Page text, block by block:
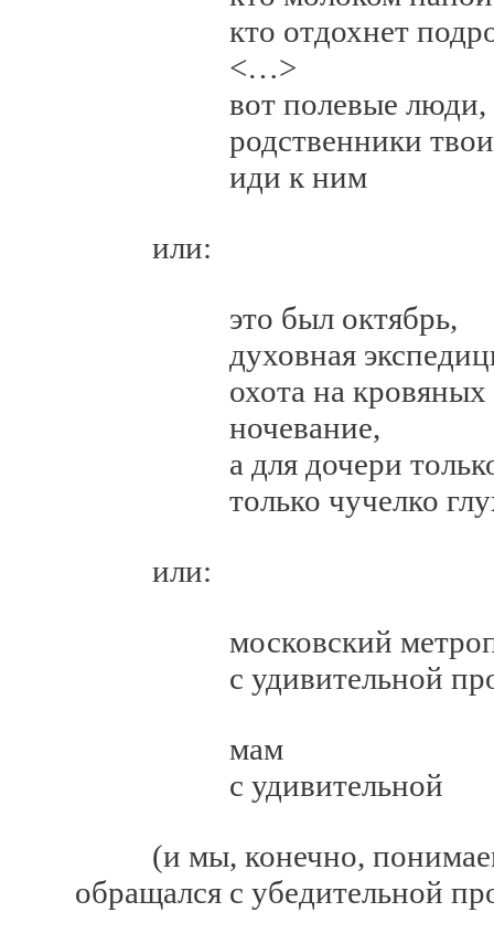
кто отдохнет
<…>
вот полевые люди,
родственники
иди к ним
или:
это был октябрь,
духовная экспедиция
охота на кровяных
ночевание,
а для дочери только
только чучелко
или:
московский
с удивительной
мам
с удивительной
(и мы, конечно,
обращался с убедительной